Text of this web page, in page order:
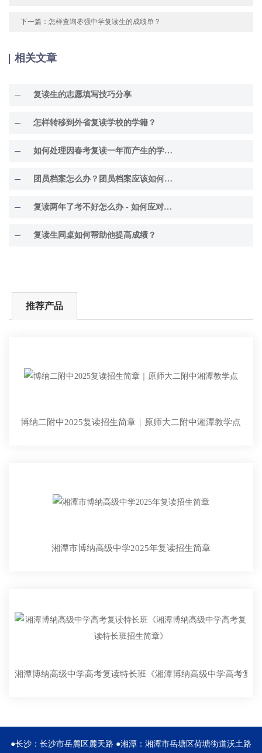
下一篇：怎样查询枣强中学复读生的成绩单？
相关文章
复读生的志愿填写技巧分享
怎样转移到外省复读学校的学籍？
如何处理因春考复读一年而产生的学籍问题？
团员档案怎么办？团员档案应该如何处理？
复读两年了考不好怎么办 - 如何应对考试困境
复读生同桌如何帮助他提高成绩？
推荐产品
博纳二附中2025复读招生简章｜原师大二附中湘潭教学点
湘潭市博纳高级中学2025年复读招生简章
湘潭博纳高级中学高考复读特长班《湘潭博纳高级中学高考复
●长沙：长沙市岳麓区麓天路 ●湘潭：湘潭市岳塘区荷塘街道沃土路